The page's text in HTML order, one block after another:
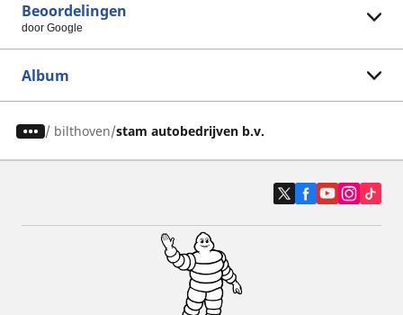
Beoordelingen
door Google
Album
/ bilthoven stam autobedrijven b.v.